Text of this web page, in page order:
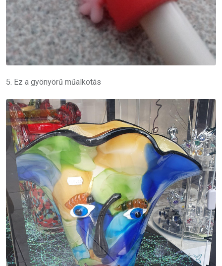
5. Ez a gyönyörű műalkotás